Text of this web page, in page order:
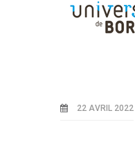
22 AVRIL 2022